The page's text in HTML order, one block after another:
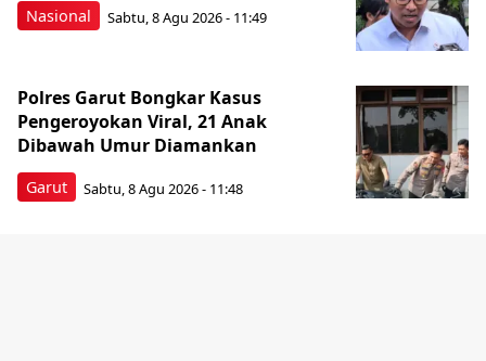
Nasional Sabtu, 8 Agu 2026 - 11:49
Garut
Polres Garut Bongkar Kasus
Pengeroyokan Viral, 21 Anak
Dibawah Umur Diamankan
Sabtu, 8 Agu 2026 - 11:48